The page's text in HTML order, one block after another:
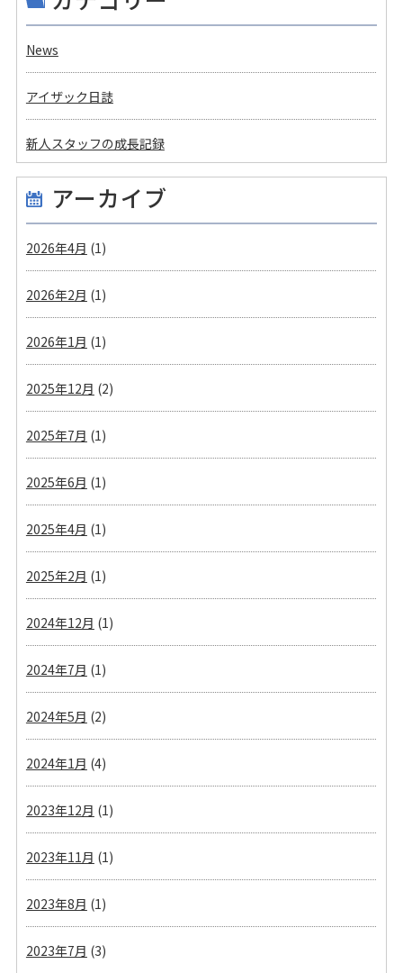
News
アイザック日誌
新人スタッフの成長記録
アーカイブ
2026年4月 (1)
2026年2月 (1)
2026年1月 (1)
2025年12月 (2)
2025年7月 (1)
2025年6月 (1)
2025年4月 (1)
2025年2月 (1)
2024年12月 (1)
2024年7月 (1)
2024年5月 (2)
2024年1月 (4)
2023年12月 (1)
2023年11月 (1)
2023年8月 (1)
2023年7月 (3)